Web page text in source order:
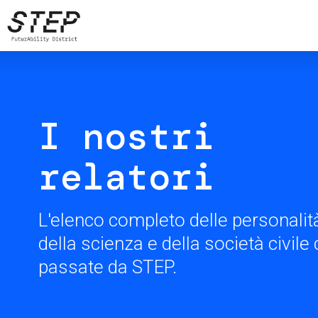
Salta
al
contenuto
I nostri
relatori
L'elenco completo delle
della scienza e della società civile
passate da STEP.